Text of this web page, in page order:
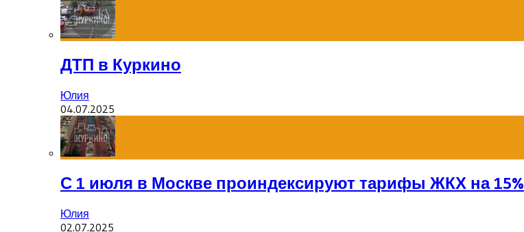
ДТП в Куркино
Юлия
04.07.2025
С 1 июля в Москве проиндексируют тарифы ЖКХ на 15%
Юлия
02.07.2025